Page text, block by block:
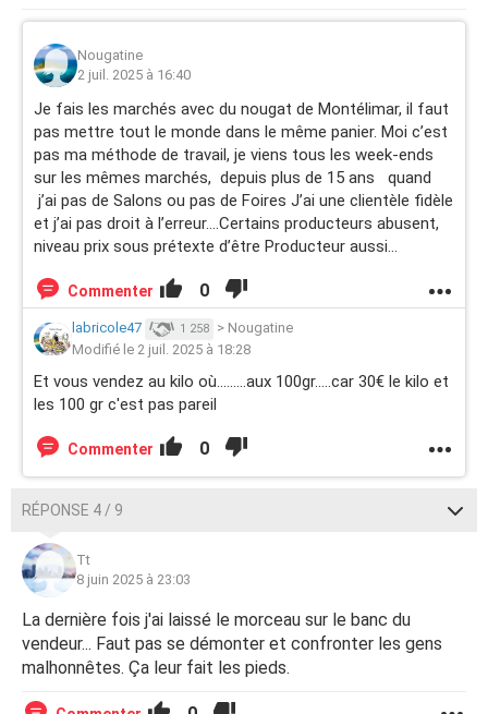
Nougatine
2 juil. 2025 à 16:40
Je fais les marchés avec du nougat de Montélimar, il faut
pas mettre tout le monde dans le même panier. Moi c’est
pas ma méthode de travail, je viens tous les week-ends
sur les mêmes marchés, depuis plus de 15 ans quand
j’ai pas de Salons ou pas de Foires J’ai une clientèle fidèle
et j’ai pas droit à l’erreur….Certains producteurs abusent,
niveau prix sous prétexte d’être Producteur aussi…
Commenter 0
labricole47 1 258 > Nougatine
Modifié le 2 juil. 2025 à 18:28
Et vous vendez au kilo où.........aux 100gr.....car 30€ le kilo et
les 100 gr c'est pas pareil
Commenter 0
RÉPONSE 4 / 9
Tt
8 juin 2025 à 23:03
La dernière fois j'ai laissé le morceau sur le banc du
vendeur... Faut pas se démonter et confronter les gens
malhonnêtes. Ça leur fait les pieds.